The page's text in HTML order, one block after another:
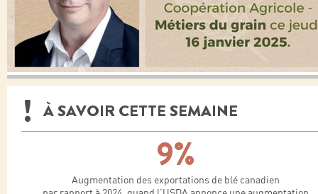
À SAVOIR CETTE SEMAINE
9%
Augmentation des exportations de blé canadien